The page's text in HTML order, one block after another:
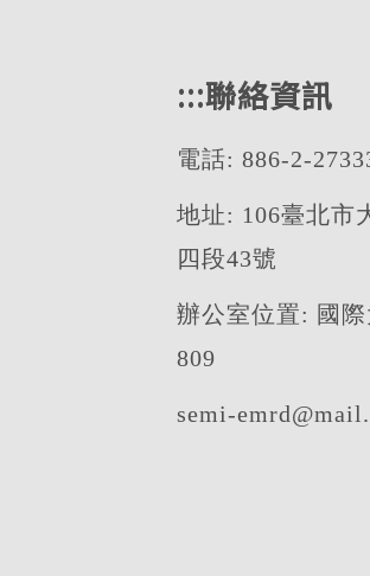
:::聯絡資訊
電話: 886-2-
地址: 106臺北市
四段43號
辦公室位置: 國
809
semi-